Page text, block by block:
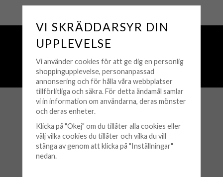
Snabba leveranser (1-3 vardagar)
250 000+ nöjda kunder sedan 2008
Öppet köp 30 dagar
KUNDSERVICE
Köpvillkor
Retur & Byten
VI SKRÄDDARSYR DIN
UPPLEVELSE
Vi använder cookies för att ge dig en personlig
shoppingupplevelse, personanpassad
annonsering och för hålla våra webbplatser
tillförlitliga och säkra. För detta ändamål samlar
vi in information om användarna, deras mönster
och deras enheter.
Klicka på "Okej" om du tillåter alla cookies eller
välj vilka cookies du tillåter och vilka du vill
stänga av genom att klicka på "Inställningar"
nedan.